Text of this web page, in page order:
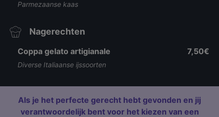
Parmezaanse kaas
Nagerechten
Coppa gelato artigianale
Diverse Italiaanse ijssoorten
7,50€
Als je het perfecte gerecht hebt gevonden en jij
verantwoordelijk bent voor het kiezen van een